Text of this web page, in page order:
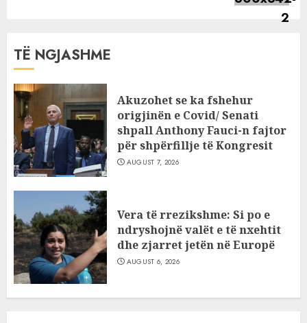
TË NGJASHME
Akuzohet se ka fshehur
origjinën e Covid/ Senati
shpall Anthony Fauci-n fajtor
për shpërfillje të Kongresit
AUGUST 7, 2026
Vera të rrezikshme: Si po e
ndryshojnë valët e të nxehtit
dhe zjarret jetën në Europë
AUGUST 6, 2026